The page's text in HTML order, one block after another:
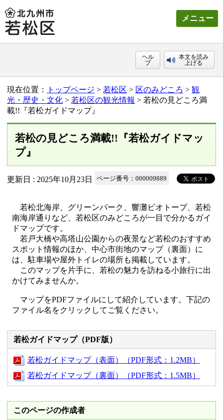
メニュー
ヘル
プ
本文を読み
上げる
現在位置： トップページ > 若松区 > 区のみどころ > 観
光・歴史・文化 > 若松区の観光情報 > 若松の見どころ満
載!!『若松ガイドマップ』
若松の見どころ満載!!『若松ガイドマッ
プ』
更新日 : 2025年10月23日 ページ番号：000009889
若松北海岸、グリーンパーク、響灘ビオトープ、若松
南海岸通りなど、若松区のみどころが一目で分かるガイ
ドマップです。
若戸大橋や高塔山公園からの夜景など若松のおすすめ
スポット情報のほか、中心市街地のマップ（裏面）に
は、駐車場や屋外トイレの場所も掲載しています。
このマップを片手に、若松の魅力を訪ねる小旅行に出
かけてみませんか。
マップをPDFファイルにして紹介しています。下記の
ファイル名をクリックしてご覧ください。
若松ガイドマップ（PDF版）
若松ガイドマップ（表面）（PDF形式：1.2MB）
若松ガイドマップ（裏面）（PDF形式：1.5MB）
このページの作成者